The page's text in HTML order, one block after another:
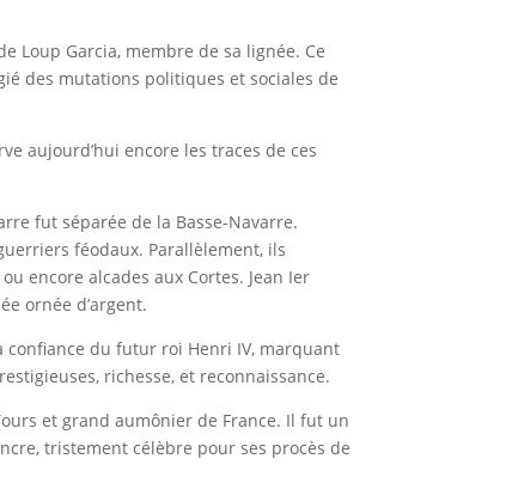
Loup Garcia, membre de sa lignée. Ce
des mutations politiques et sociales de
aujourd’hui encore les traces de ces
fut séparée de la Basse-Navarre.
féodaux. Parallèlement, ils
encore alcades aux Cortes. Jean Ier
ornée d’argent.
confiance du futur roi Henri IV, marquant
richesse, et reconnaissance.
et grand aumônier de France. Il fut un
tristement célèbre pour ses procès de